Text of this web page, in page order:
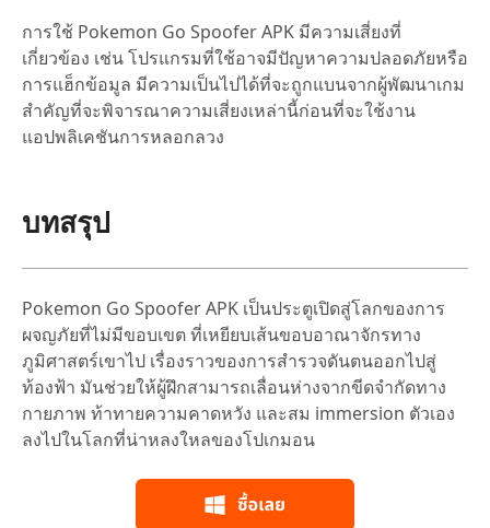
การใช้ Pokemon Go Spoofer APK มีความเสี่ยงที่
เกี่ยวข้อง เช่น โปรแกรมที่ใช้อาจมีปัญหาความปลอดภัยหรือ
การแฮ็กข้อมูล มีความเป็นไปได้ที่จะถูกแบนจากผู้พัฒนาเกม
สำคัญที่จะพิจารณาความเสี่ยงเหล่านี้ก่อนที่จะใช้งาน
แอปพลิเคชันการหลอกลวง
บทสรุป
Pokemon Go Spoofer APK เป็นประตูเปิดสู่โลกของการ
ผจญภัยที่ไม่มีขอบเขต ที่เหยียบเส้นขอบอาณาจักรทาง
ภูมิศาสตร์เขาไป เรื่องราวของการสำรวจดันตนออกไปสู่
ท้องฟ้า มันช่วยให้ผู้ฝึกสามารถเลื่อนห่างจากขีดจำกัดทาง
กายภาพ ท้าทายความคาดหวัง และสม immersion ตัวเอง
ลงไปในโลกที่น่าหลงใหลของโปเกมอน